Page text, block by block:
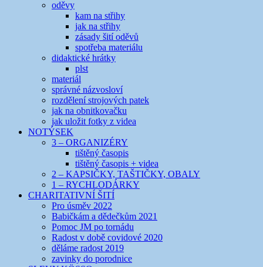
oděvy
kam na střihy
jak na střihy
zásady šití oděvů
spotřeba materiálu
didaktické hrátky
plst
materiál
správné názvosloví
rozdělení strojových patek
jak na obnitkovačku
jak uložit fotky z videa
NOTÝSEK
3 – ORGANIZÉRY
tištěný časopis
tištěný časopis + videa
2 – KAPSIČKY, TAŠTIČKY, OBALY
1 – RYCHLODÁRKY
CHARITATIVNÍ ŠITÍ
Pro úsměv 2022
Babičkám a dědečkům 2021
Pomoc JM po tornádu
Radost v době covidové 2020
děláme radost 2019
zavinky do porodnice